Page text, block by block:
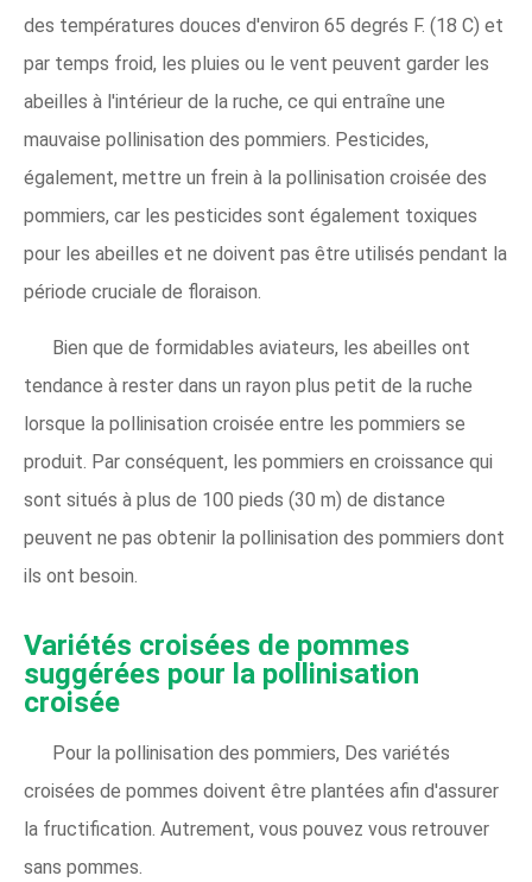
des températures douces d'environ 65 degrés F. (18 C) et
par temps froid, les pluies ou le vent peuvent garder les
abeilles à l'intérieur de la ruche, ce qui entraîne une
mauvaise pollinisation des pommiers. Pesticides,
également, mettre un frein à la pollinisation croisée des
pommiers, car les pesticides sont également toxiques
pour les abeilles et ne doivent pas être utilisés pendant la
période cruciale de floraison.
Bien que de formidables aviateurs, les abeilles ont
tendance à rester dans un rayon plus petit de la ruche
lorsque la pollinisation croisée entre les pommiers se
produit. Par conséquent, les pommiers en croissance qui
sont situés à plus de 100 pieds (30 m) de distance
peuvent ne pas obtenir la pollinisation des pommiers dont
ils ont besoin.
Variétés croisées de pommes
suggérées pour la pollinisation
croisée
Pour la pollinisation des pommiers, Des variétés
croisées de pommes doivent être plantées afin d'assurer
la fructification. Autrement, vous pouvez vous retrouver
sans pommes.